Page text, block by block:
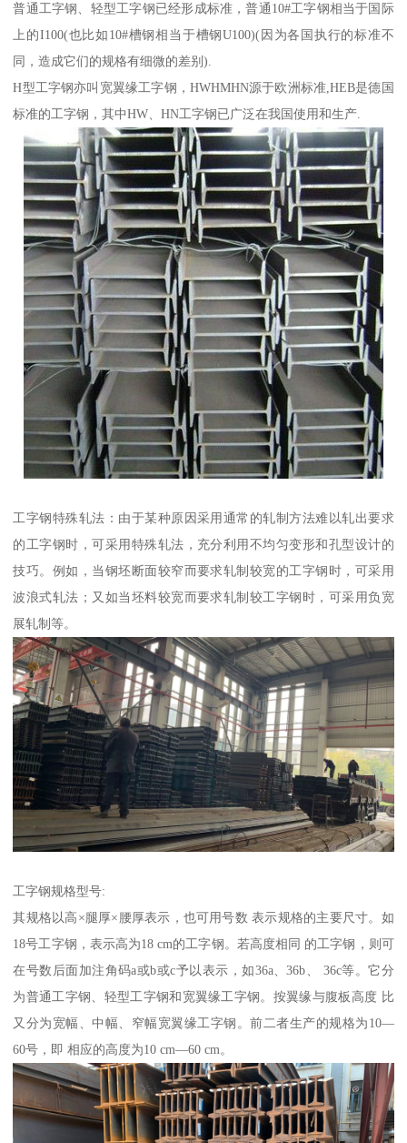
普通工字钢、轻型工字钢已经形成标准，普通10#工字钢相当于国际
上的I100(也比如10#槽钢相当于槽钢U100)(因为各国执行的标准不
同，造成它们的规格有细微的差别).
H型工字钢亦叫宽翼缘工字钢，HWHMHN源于欧洲标准,HEB是德国
标准的工字钢，其中HW、HN工字钢已广泛在我国使用和生产.
工字钢特殊轧法：由于某种原因采用通常的轧制方法难以轧出要求
的工字钢时，可采用特殊轧法，充分利用不均匀变形和孔型设计的
技巧。例如，当钢坯断面较窄而要求轧制较宽的工字钢时，可采用
波浪式轧法；又如当坯料较宽而要求轧制较工字钢时，可采用负宽
展轧制等。
工字钢规格型号:
其规格以高×腿厚×腰厚表示，也可用号数 表示规格的主要尺寸。如
18号工字钢，表示高为18 cm的工字钢。若高度相同 的工字钢，则可
在号数后面加注角码a或b或c予以表示，如36a、36b、 36c等。它分
为普通工字钢、轻型工字钢和宽翼缘工字钢。按翼缘与腹板高度 比
又分为宽幅、中幅、窄幅宽翼缘工字钢。前二者生产的规格为10—
60号，即 相应的高度为10 cm—60 cm。